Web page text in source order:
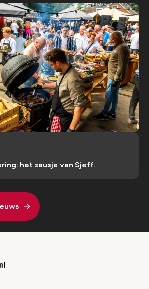
het sausje van Sjeff.